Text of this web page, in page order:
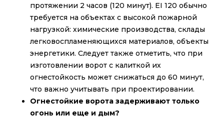
протяжении 2 часов (120 минут). EI 120 обычно
требуется на объектах с высокой пожарной
нагрузкой: химические производства, склады
легковоспламеняющихся материалов, объекты
энергетики. Следует также отметить, что при
изготовлении ворот с калиткой их
огнестойкость может снижаться до 60 минут,
что важно учитывать при проектировании.
Огнестойкие ворота задерживают только
огонь или еще и дым?